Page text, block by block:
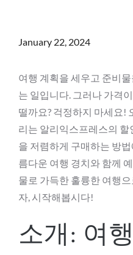
Posted
January 22, 2024
여행 계획을 세우고 준비
는 일입니다. 그러나 가격
떨까요? 걱정하지 마세요!
리는 알리익스프레스의
을 저렴하게 구매하는 방
름다운 여행 경치와 함께
물로 가득한 훌륭한 여행
자, 시작해봅시다!
소개: 여